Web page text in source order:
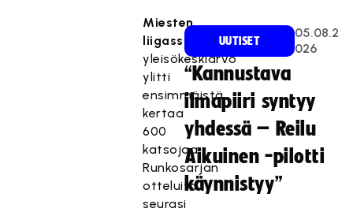
Miesten
liigassa
yleisökeskiarvo
ylitti
ensimmäistä
kertaa
600
katsojaa.
Runkosarjan
otteluita
seurasi
UUTISET
05.08.2
026
“Kannustava
ilmapiiri syntyy
yhdessä – Reilu
Aikuinen -pilotti
käynnistyy”